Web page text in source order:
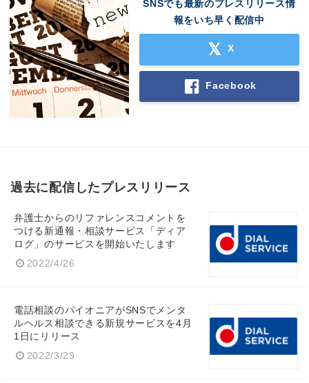
SNSでも最新のプレスリリース情
報をいち早く配信中
X
Facebook
過去に配信したプレスリリース
弁護士からのリファレンスコメントを
つける新通報・相談サービス「ディア
ログ」のサービスを開始いたします
2022/4/26
電話相談のパイオニアがSNSでメンタ
ルヘルス相談できる新規サービスを4月
1日にリリース
2022/3/29
Japanese